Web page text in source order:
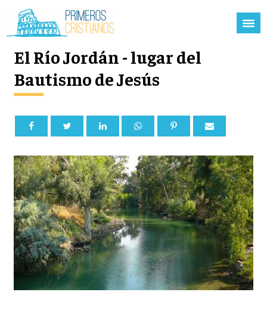
El Río Jordán - lugar del
Bautismo de Jesús